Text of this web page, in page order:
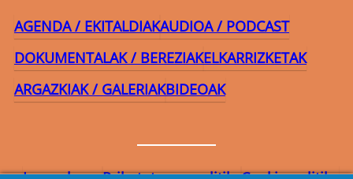
AGENDA / EKITALDIAKAUDIOA / PODCAST
DOKUMENTALAK / BEREZIAKELKARRIZKETAK
ARGAZKIAK / GALERIAKBIDEOAK